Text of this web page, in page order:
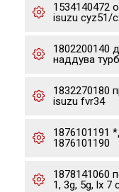
1534140472
isuzu cyz51/
1802200140
наддува
1832270180
isuzu fvr34
1876101191
1876101190
1878141060
1, 3g, 5g, lx 7